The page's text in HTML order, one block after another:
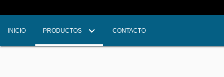
INICIO PRODUCTOS CONTACTO